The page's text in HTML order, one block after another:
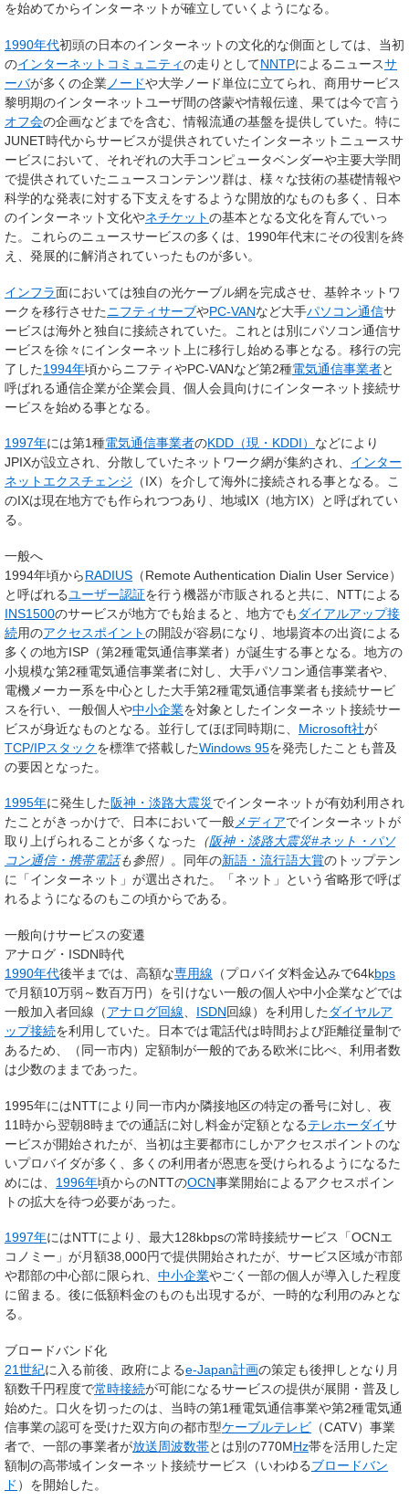
を始めてからインターネットが確立していくようになる。
1990年代初頭の日本のインターネットの文化的な側面としては、当初
のインターネットコミュニティの走りとしてNNTPによるニュースサ
ーバが多くの企業 ノードや大学ノード単位に立てられ、商用サービス
黎明期のインターネットユーザ間の啓蒙や情報伝達、果ては今で言う
オフ会の企画などまでを含む、情報流通の基盤を提供していた。特に
JUNET時代からサービスが提供されていたインターネットニュースサ
ービスにおいて、それぞれの大手コンピュータベンダーや主要大学間
で提供されていたニュースコンテンツ群は、様々な技術の基礎情報や
科学的な発表に対する下支えをするような開放的なものも多く、日本
のインターネット文化やネチケットの基本となる文化を育んでいっ
た。これらのニュースサービスの多くは、1990年代末にその役割を終
え、発展的に解消されていったものが多い。
インフラ面においては独自の光ケーブル網を完成させ、基幹ネットワ
ークを移行させたニフティサーブやPC-VANなど大手パソコン通信サ
ービスは海外と独自に接続されていた。これとは別にパソコン通信サ
ービスを徐々にインターネット上に移行し始める事となる。移行の完
了した1994年頃からニフティやPC-VANなど第2種電気通信事業者と
呼ばれる通信企業が企業会員、個人会員向けにインターネット接続サ
ービスを始める事となる。
1997年には第1種電気通信事業者のKDD（現・KDDI） などにより
JPIXが設立され、分散していたネットワーク網が集約され、 インター
ネットエクスチェンジ （IX）を介して海外に接続される事となる。こ
のIXは現在地方でも作られつつあり、地域IX（地方IX）と呼ばれてい
る。
一般へ
1994年頃からRADIUS （Remote Authentication Dialin User Service）
と呼ばれるユーザー認証を行う機器が市販されると共に、NTTによる
INS1500のサービスが地方でも始まると、地方でも ダイアルアップ接
続用のアクセスポイントの開設が容易になり、地場資本の出資による
多くの地方ISP（第2種電気通信事業者）が誕生する事となる。地方の
小規模な第2種電気通信事業者に対し、大手パソコン通信事業者や、
電機メーカー系を中心とした大手第2種電気通信事業者も接続サービ
スを行い、一般個人や中小企業を対象としたインターネット接続サー
ビスが身近なものとなる。並行してほぼ同時期に、 Microsoft社が
TCP/IPスタックを標準で搭載したWindows 95を発売したことも普及
の要因となった。
1995年に発生した 阪神・淡路大震災でインターネットが有効利用され
たことがきっかけで、日本において一般メディアでインターネットが
取り上げられることが多くなった
（阪神・淡路大震災#ネット・パソ
コン通信・携帯電話も参照） 。同年の新語・流行語大賞のトップテン
に「インターネット」が選出された。「ネット 」という省略形で呼ば
れるようになるのもこの頃からである。
一般向けサービスの変遷
アナログ・ISDN時代
1990年代後半までは、高額な専用線 （プロバイダ料金込みで64kbps
で月額10万弱～数百万円）を引けない一般の個人や中小企業などでは
一般加入者回線（アナログ回線 ISDN回線）を利用した ダイヤルア
ップ接続を利用していた。日本では電話代は時間および距離従量制で
あるため、（同一市内）定額制が一般的である欧米に比べ、利用者数
は少数のままであった。
1995年にはNTTにより同一市内か隣接地区の特定の番号に対し、夜
11時から翌朝8時までの通話に対し料金が定額となるテレホーダイサ
ービスが開始されたが、当初は主要都市にしかアクセスポイントのな
いプロバイダが多く、多くの利用者が恩恵を受けられるようになるた
めには、 1996年頃からのNTTのOCN事業開始によるアクセスポイン
トの拡大を待つ必要があった。
1997年にはNTTにより、最大128kbpsの常時接続サービス「OCNエ
コノミー」が月額38,000円で提供開始されたが、サービス区域が市部
や郡部の中心部に限られ、 中小企業やごく一部の個人が導入した程度
に留まる。後に低額料金のものも出現するが、一時的な利用のみとな
る。
ブロードバンド化
21世紀に入る前後、政府によるe-Japan計画の策定も後押しとなり月
額数千円程度で常時接続が可能になるサービスの提供が展開・普及し
始めた。口火を切ったのは、当時の第1種電気通信事業や第2種電気通
信事業の認可を受けた双方向の都市型ケーブルテレビ （CATV）事業
者で、一部の事業者が放送周波数帯とは別の770MHz帯を活用した定
額制の高帯域インターネット接続サービス（いわゆるブロードバン
ド ）を開始した。